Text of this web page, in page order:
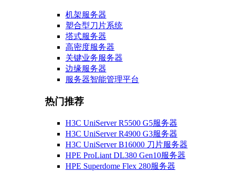
机架服务器
塑合型刀片系统
塔式服务器
高密度服务器
关键业务服务器
边缘服务器
服务器智能管理平台
热门推荐
H3C UniServer R5500 G5服务器
H3C UniServer R4900 G3服务器
H3C UniServer B16000 刀片服务器
HPE ProLiant DL380 Gen10服务器
HPE Superdome Flex 280服务器